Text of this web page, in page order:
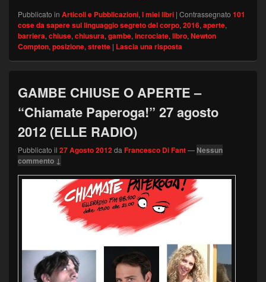
Pubblicato in Articoli e Pubblicazioni, I miei libri | Contrassegnato 101
cose da sapere sul linguaggio segreto del corpo, 2016, aperte,
barriera, chiuse, chiusura, gambe, incrociate, libro, Newton
Compton, posizione, strette | Lascia una risposta
GAMBE CHIUSE O APERTE –
“Chiamate Paperoga!” 27 agosto
2012 (ELLE RADIO)
Pubblicato il 27 Agosto 2012da Francesco Di Fant— Nessun
commento ↓